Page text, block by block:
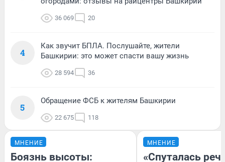
36 069 20
4
Как звучит БПЛА. Послушайте, жители
Башкирии: это может спасти вашу жизнь
28 594 36
5
Обращение ФСБ к жителям Башкирии
22 675 118
МНЕНИЕ
Боязнь высоты:
МНЕНИЕ
«Спуталась